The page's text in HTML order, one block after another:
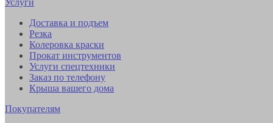
Доставка и подъем
Резка
Колеровка краски
Прокат инструментов
Услуги спецтехники
Заказ по телефону
Крыша вашего дома
Покупателям